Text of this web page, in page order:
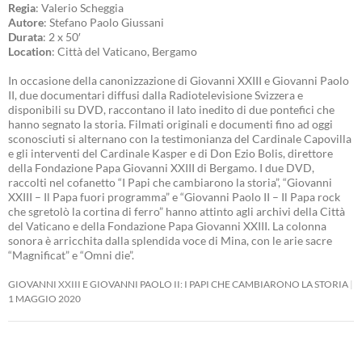
Regia: Valerio Scheggia
Autore: Stefano Paolo Giussani
Durata: 2 x 50′
Location: Città del Vaticano, Bergamo
In occasione della canonizzazione di Giovanni XXIII e Giovanni Paolo
II, due documentari diffusi dalla Radiotelevisione Svizzera e
disponibili su DVD, raccontano il lato inedito di due pontefici che
hanno segnato la storia. Filmati originali e documenti fino ad oggi
sconosciuti si alternano con la testimonianza del Cardinale Capovilla
e gli interventi del Cardinale Kasper e di Don Ezio Bolis, direttore
della Fondazione Papa Giovanni XXIII di Bergamo. I due DVD,
raccolti nel cofanetto “I Papi che cambiarono la storia”, “Giovanni
XXIII – Il Papa fuori programma” e “Giovanni Paolo II – Il Papa rock
che sgretolò la cortina di ferro” hanno attinto agli archivi della Città
del Vaticano e della Fondazione Papa Giovanni XXIII. La colonna
sonora è arricchita dalla splendida voce di Mina, con le arie sacre
“Magnificat” e “Omni die”.
GIOVANNI XXIII E GIOVANNI PAOLO II: I PAPI CHE CAMBIARONO LA STORIA
1 MAGGIO 2020